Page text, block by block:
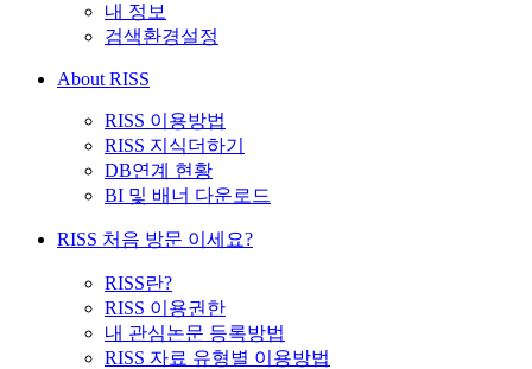
내 정보
검색환경설정
About RISS
RISS 이용방법
RISS 지식더하기
DB연계 현황
BI 및 배너 다운로드
RISS 처음 방문 이세요?
RISS란?
RISS 이용권한
내 관심논문 등록방법
RISS 자료 유형별 이용방법